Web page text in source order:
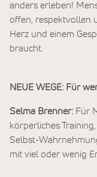
anders erleben!
offen, respektvollen
Herz und einem
braucht.
NEUE WEGE: Für
Selma Brenner: Für
körperliches
Selbst-
mit viel oder wenig